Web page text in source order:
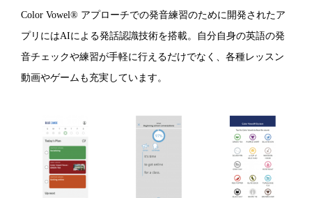
Color Vowel® アプローチでの発音練習のために開発されたア
プリにはAIによる発話認識技術を搭載。自分自身の英語の発
音チェックや練習が手軽に行えるだけでなく、各種レッスン
動画やゲームも充実しています。